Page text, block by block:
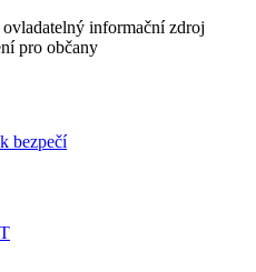
informační zdroj
pro občany